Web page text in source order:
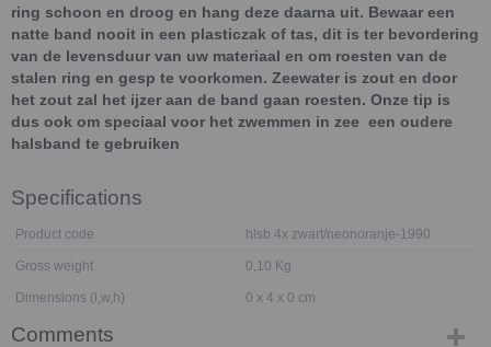
ring schoon en droog en hang deze daarna uit. Bewaar een
natte band nooit in een plasticzak of tas, dit is ter bevordering
van de levensduur van uw materiaal en om roesten van de
stalen ring en gesp te voorkomen. Zeewater is zout en door
het zout zal het ijzer aan de band gaan roesten. Onze tip is
dus ook om speciaal voor het zwemmen in zee een oudere
halsband te gebruiken
Specifications
Product code hlsb 4x zwart/neonoranje-1990
Gross weight 0,10 Kg
Dimensions (l,w,h) 0 x 4 x 0 cm
Comments